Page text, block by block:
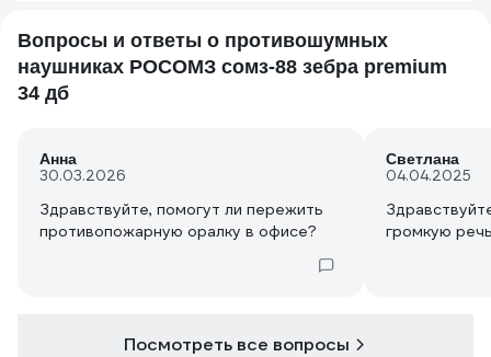
Вопросы и ответы о противошумных
наушниках РОСОМЗ сомз-88 зебра premium
34 дб
Анна
30.03.2026
Здравствуйте, помогут ли пережить
противопожарную оралку в офисе?
Светлана
04.04.2025
громкую
Посмотреть все вопросы